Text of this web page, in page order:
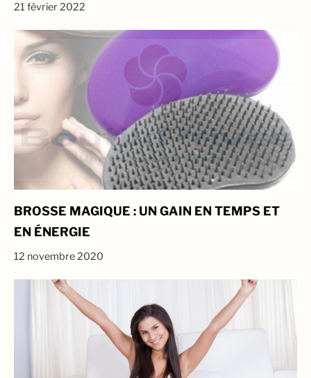
21 février 2022
BROSSE MAGIQUE : UN GAIN EN TEMPS ET
EN ÉNERGIE
12 novembre 2020